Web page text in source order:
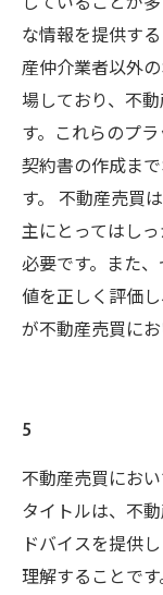
な情報を提供す
産仲介業者以外
場しており、不
す。これらのプ
契約書の作成ま
す。 不動産売買
主にとってはし
必要です。また
値を正しく評価
が不動産売買に
5
不動産売買にお
タイトルは、不
ドバイスを提供
理解することで